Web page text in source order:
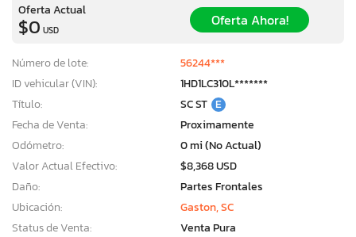
Oferta Actual
$0 USD
Oferta Ahora!
Número de lote:
56244***
ID vehicular (VIN):
1HD1LC310L*******
Título:
SC ST E
Fecha de Venta:
Proximamente
Odómetro:
0 mi (No Actual)
Valor Actual Efectivo:
$8,368 USD
Daño:
Partes Frontales
Ubicación:
Gaston, SC
Status de Venta:
Venta Pura